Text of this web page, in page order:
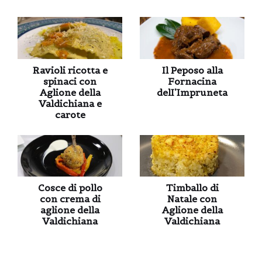
Ravioli ricotta e
spinaci con
Aglione della
Valdichiana e
carote
Il Peposo alla
Fornacina
delI’Impruneta
Cosce di pollo
con crema di
aglione della
Valdichiana
Timballo di
Natale con
Aglione della
Valdichiana